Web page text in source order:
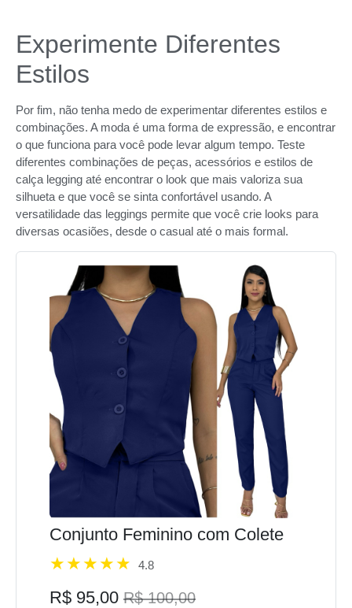
Experimente Diferentes
Estilos
Por fim, não tenha medo de experimentar diferentes estilos e
combinações. A moda é uma forma de expressão, e encontrar
o que funciona para você pode levar algum tempo. Teste
diferentes combinações de peças, acessórios e estilos de
calça legging até encontrar o look que mais valoriza sua
silhueta e que você se sinta confortável usando. A
versatilidade das leggings permite que você crie looks para
diversas ocasiões, desde o casual até o mais formal.
Conjunto Feminino com Colete
4.8
R$ 95,00 R$ 100,00